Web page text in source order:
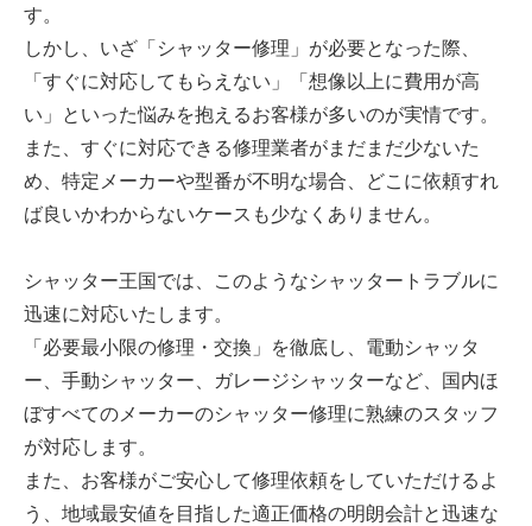
す。
しかし、いざ「シャッター修理」が必要となった際、
「すぐに対応してもらえない」「想像以上に費用が高
い」といった悩みを抱えるお客様が多いのが実情です。
また、すぐに対応できる修理業者がまだまだ少ないた
め、特定メーカーや型番が不明な場合、どこに依頼すれ
ば良いかわからないケースも少なくありません。
シャッター王国では、このようなシャッタートラブルに
迅速に対応いたします。
「必要最小限の修理・交換」を徹底し、電動シャッタ
ー、手動シャッター、ガレージシャッターなど、国内ほ
ぼすべてのメーカーのシャッター修理に熟練のスタッフ
が対応します。
また、お客様がご安心して修理依頼をしていただけるよ
う、地域最安値を目指した適正価格の明朗会計と迅速な